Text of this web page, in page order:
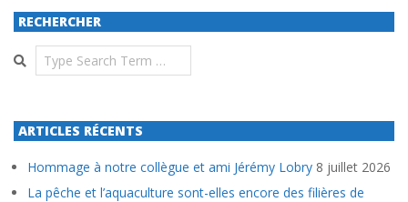
RECHERCHER
Search
ARTICLES RÉCENTS
Hommage à notre collègue et ami Jérémy Lobry 8 juillet 2026
La pêche et l’aquaculture sont-elles encore des filières de